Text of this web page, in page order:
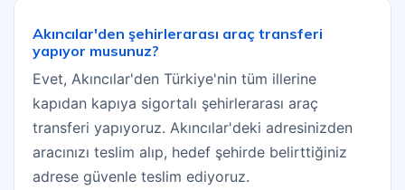
Akıncılar'den şehirlerarası araç transferi
yapıyor musunuz?
Evet, Akıncılar'den Türkiye'nin tüm illerine
kapıdan kapıya sigortalı şehirlerarası araç
transferi yapıyoruz. Akıncılar'deki adresinizden
aracınızı teslim alıp, hedef şehirde belirttiğiniz
adrese güvenle teslim ediyoruz.